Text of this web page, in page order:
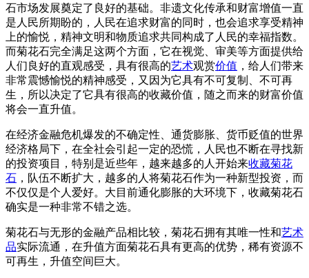
石市场发展奠定了良好的基础。非遗文化传承和财富增值一直
是人民所期盼的，人民在追求财富的同时，也会追求享受精神
上的愉悦，精神文明和物质追求共同构成了人民的幸福指数。
而菊花石完全满足这两个方面，它在视觉、审美等方面提供给
人们良好的直观感受，具有很高的艺术观赏价值 ，给人们带来
非常震憾愉悦的精神感受，又因为它具有不可复制、不可再
生，所以决定了它具有很高的收藏价值，随之而来的财富价值
将会一直升值。
在经济金融危机爆发的不确定性、通货膨胀、货币贬值的世界
经济格局下，在全社会引起一定的恐慌，人民也不断在寻找新
的投资项目，特别是近些年，越来越多的人开始来收藏菊花
石 ，队伍不断扩大，越多的人将菊花石作为一种新型投资，而
不仅仅是个人爱好。大目前通化膨胀的大环境下，收藏菊花石
确实是一种非常不错之选。
菊花石与无形的金融产品相比较，菊花石拥有其唯一性和艺术
品实际流通，在升值方面菊花石具有更高的优势，稀有资源不
可再生，升值空间巨大。